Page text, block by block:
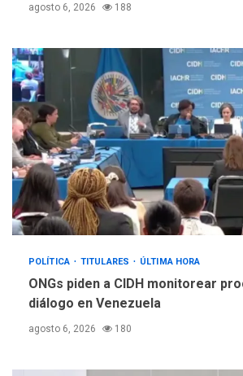
agosto 6, 2026 188
POLÍTICA TITULARES ÚLTIMA HORA
ONGs piden a CIDH monitorear
diálogo en Venezuela
agosto 6, 2026 180